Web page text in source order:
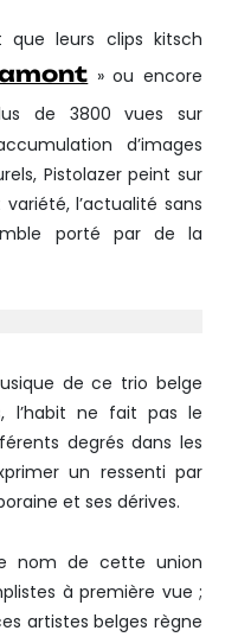
que leurs clips kitsch
» ou encore
de 3800 vues sur
d’images
Pistolazer peint sur
l’actualité sans
porté par de la
de ce trio belge
l’habit ne fait pas le
degrés dans les
un ressenti par
et ses dérives.
nom de cette union
à première vue ;
artistes belges règne